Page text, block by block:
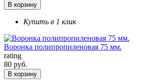
В корзину
Купить в 1 клик
Воронка полипропиленовая 75 мм.
rating
80 руб.
В корзину